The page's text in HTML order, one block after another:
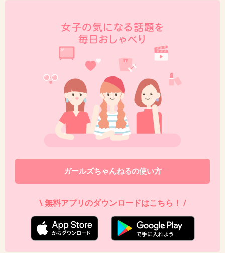
東出とか20代後半に見える。幾つかわからない
+105
2014/07/06(日) 14:58:52
菊池くんのまっすぐさが好き！
+20
2014/07/06(日) 15:03:47
洸って最近の若い子にありがちな細いイメージ
なんだよね…
ガールズちゃんねるの使い方
\ 無料アプリのダウンロードはこちら！ /